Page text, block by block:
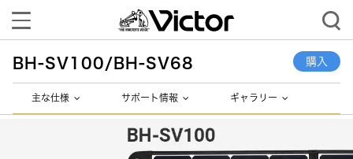
Toggle
navigation
BH-SV100/BH-SV68 購入
主な仕様 サポート情報 ギャラリー